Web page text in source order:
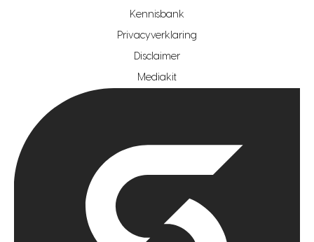
hypotheekshop regio den haag
hypotheekshop regio rotterdam
Kennisbank
Privacyverklaring
Disclaimer
Mediakit